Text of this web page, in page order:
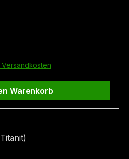
gefunden.Wenn Sie eine
kontaktieren Sie
einen Ring in der
- die Lieferzeit für
beträgt ca. 2 Monate.
Ringgröße: 56 Fundort: Bramberg
Versandkosten
Warenkorb